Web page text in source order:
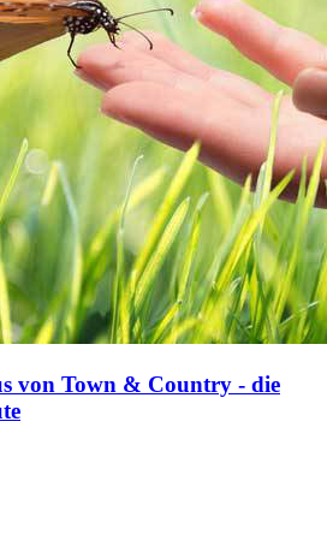
von Town & Country - die